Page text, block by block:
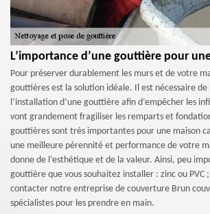
L’importance d’une gouttière pour
Pour préserver durablement les murs et de votre
gouttières est la solution idéale. Il est nécessaire de
l’installation d’une gouttière afin d’empêcher les
vont grandement fragiliser les remparts et
gouttières sont très importantes pour une maison
une meilleure pérennité et performance de votre
donne de l’esthétique et de la valeur. Ainsi, peu
gouttière que vous souhaitez installer : zinc ou PVC ;
contacter notre entreprise de couverture Brun
spécialistes pour les prendre en main.